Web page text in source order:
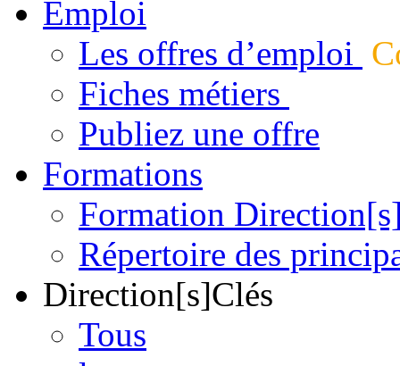
Emploi
Les offres d’emploi
Fiches métiers
Publiez une offre
Formations
Formation
Répertoire des
Direction[s]Clés
Tous